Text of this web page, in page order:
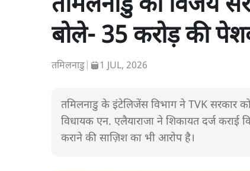
बोले- 35 करोड़ की
तमिलनाडु 1 JUL, 2026
तमिलनाडु के इंटेलिजेंस विभाग ने TVK सरकार
विधायक एन. एलैयाराजा ने शिकायत दर्ज
कराने की साज़िश का भी आरोप है।